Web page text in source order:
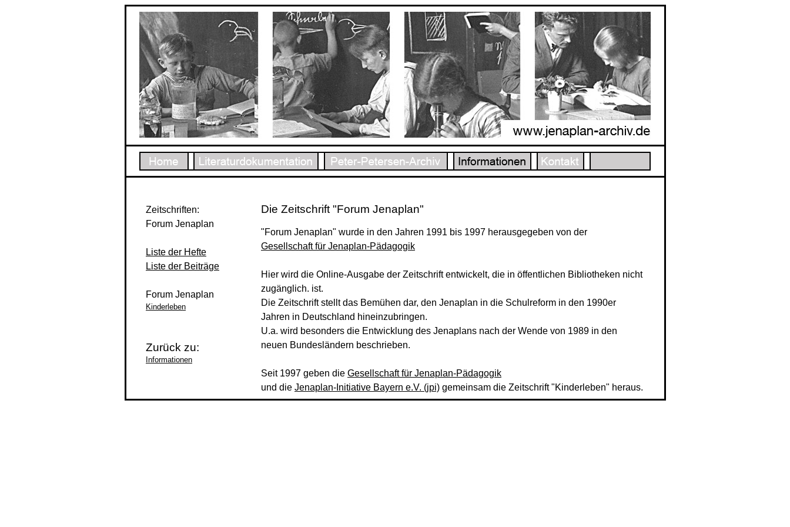
Zeitschriften:
Forum Jenaplan
Liste der Hefte
Liste der Beiträge
Forum Jenaplan
Kinderleben
Zurück zu:
Informationen
Die Zeitschrift "Forum Jenaplan"
"Forum Jenaplan" wurde in den Jahren 1991 bis 1997 herausgegeben von der
Gesellschaft für Jenaplan-Pädagogik
Hier wird die Online-Ausgabe der Zeitschrift entwickelt, die in öffentlichen Bibliotheken nicht
zugänglich. ist.
Die Zeitschrift stellt das Bemühen dar, den Jenaplan in die Schulreform in den 1990er
Jahren in Deutschland hineinzubringen.
U.a. wird besonders die Entwicklung des Jenaplans nach der Wende von 1989 in den
neuen Bundesländern beschrieben.
Seit 1997 geben die Gesellschaft für Jenaplan-Pädagogik
und die Jenaplan-Initiative Bayern e.V. (jpi) gemeinsam die Zeitschrift "Kinderleben" heraus.